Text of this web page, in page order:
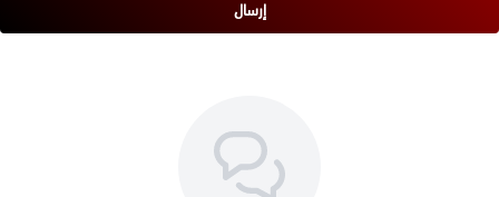
يضفي الزعتر البري نكهة فريدة وعطرية على الأطباق، و يعزز تجربة
يساعد في دعم جهاز المناعة وتعزيز الصحة العامة.
يمكن أن يساعد في تحسين عملية الهضم وتهدئة مشاكل المعدة
إرسال